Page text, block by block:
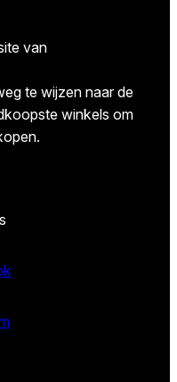
van
te wijzen naar de
winkels om